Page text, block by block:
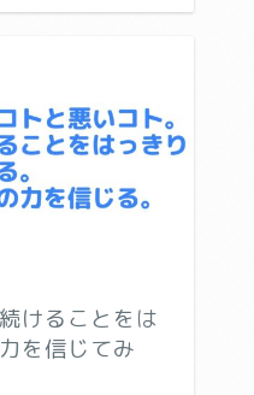
けることをは
を信じてみ